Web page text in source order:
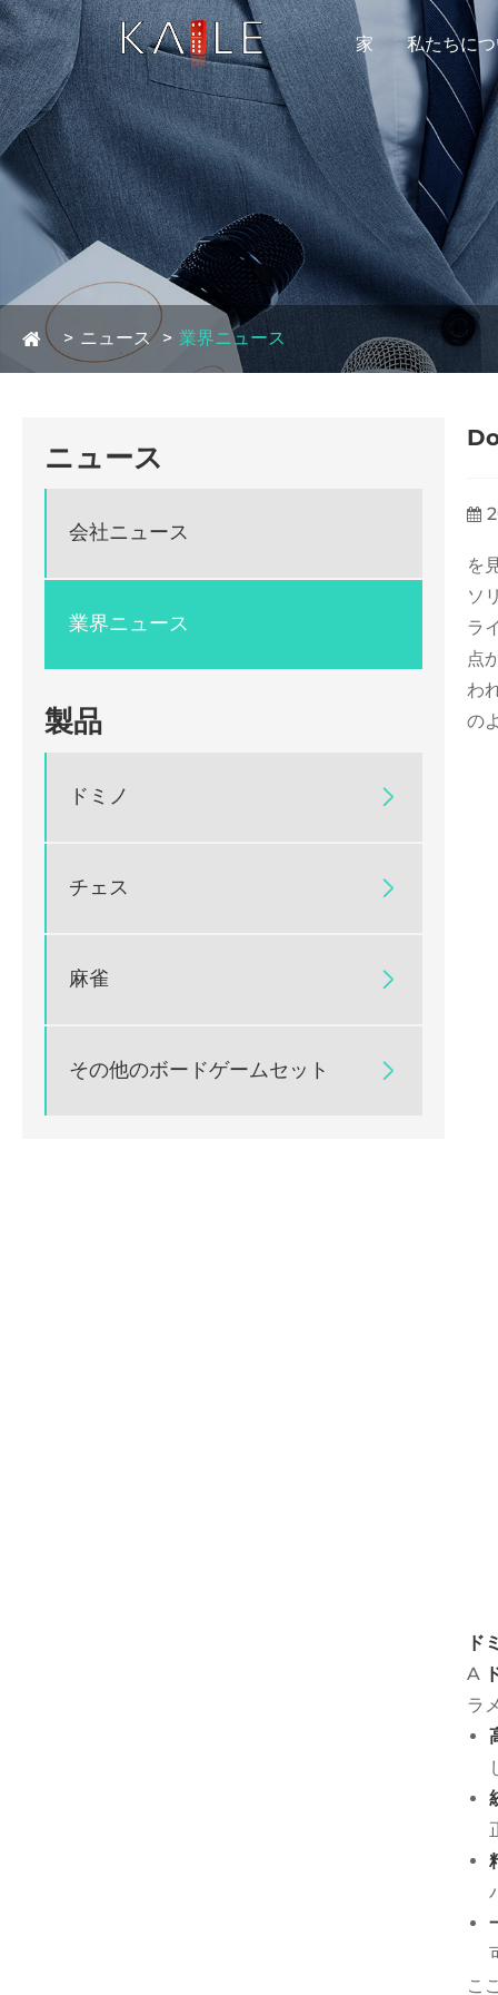
家 私たちに
ニュース 業界ニュース
ニュース
会社ニュース
業界ニュース
製品
ドミノ 
チェス 
麻雀 
その他のボードゲームセット 
を
ソ
ラ
点
わ
の
ド
A
ラ
こ